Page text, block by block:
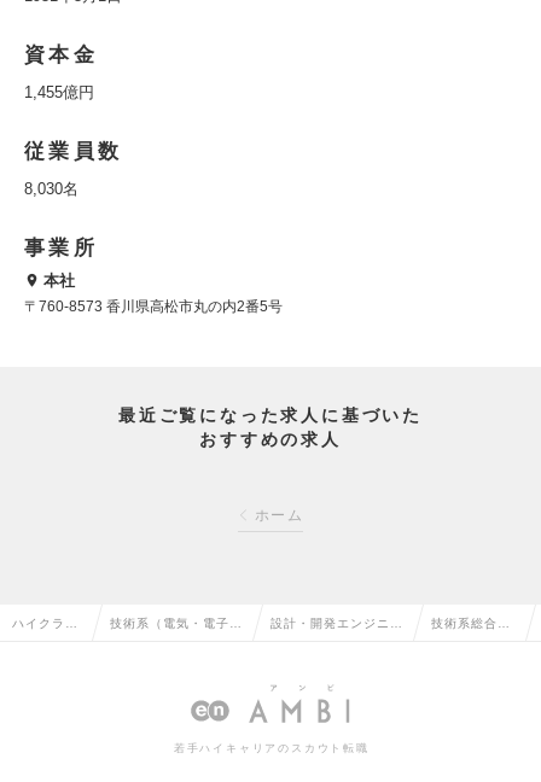
資本金
1,455億円
従業員数
8,030名
事業所
本社
〒760-8573 香川県高松市丸の内2番5号
最近ご覧になった求人に基づいた
おすすめの求人
ホーム
ハイクラス 技術系（電気・電子・ 設計・開発エンジニア 技術系総合職
若手ハイキャリアのスカウト転職